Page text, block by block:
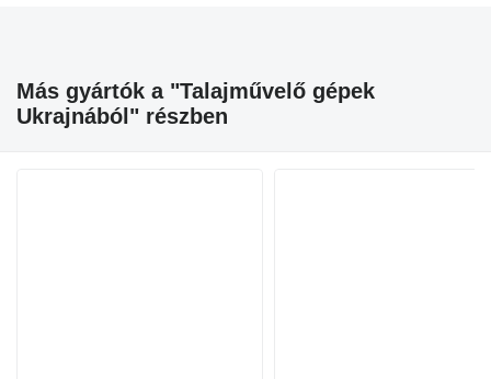
Más gyártók a "Talajművelő gépek
Ukrajnából" részben